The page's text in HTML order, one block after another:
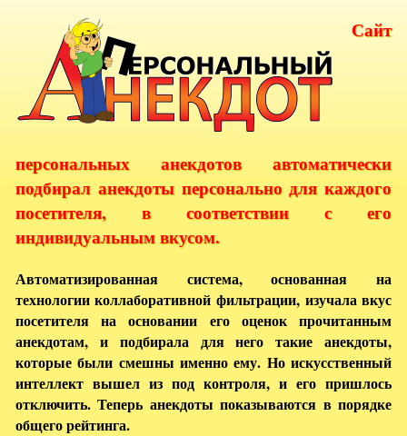
Сайт
персональных анекдотов автоматически
подбирал анекдоты персонально для каждого
посетителя, в соответствии с его
индивидуальным вкусом.
Автоматизированная система, основанная на
технологии коллаборативной фильтрации, изучала вкус
посетителя на основании его оценок прочитанным
анекдотам, и подбирала для него такие анекдоты,
которые были смешны именно ему. Но искусственный
интеллект вышел из под контроля, и его пришлось
отключить. Теперь анекдоты показываются в порядке
общего рейтинга.